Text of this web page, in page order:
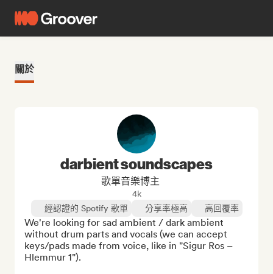
關於
darbient soundscapes
歌單音樂博主
4k
經認證的 Spotify 歌單
分享率極高 高回覆率
We're looking for sad ambient / dark ambient
without drum parts and vocals (we can accept
keys/pads made from voice, like in "Sigur Ros –
Hlemmur 1").